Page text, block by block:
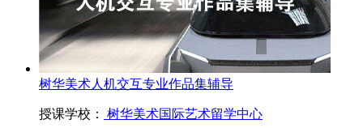
树华美术人机交互专业作品集辅导
授课学校： 树华美术国际艺术留学中心